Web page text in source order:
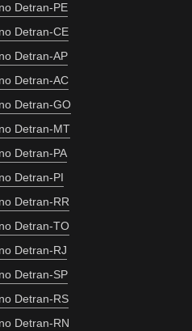
Detran-PE
Detran-CE
Detran-AP
Detran-AC
Detran-GO
Detran-MT
Detran-PA
Detran-PI
Detran-RR
Detran-TO
Detran-RJ
Detran-SP
Detran-RS
Detran-RN